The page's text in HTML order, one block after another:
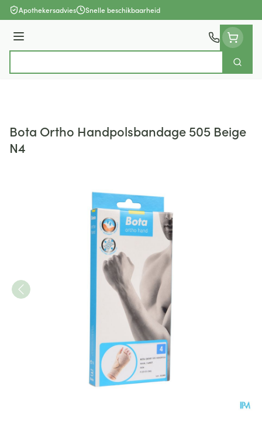
Ga naar de inhoud
Apothekersadvies Snelle beschikbaarheid
Menu
Zoek
Bota Ortho Handpolsbandage 505 Beige
N4